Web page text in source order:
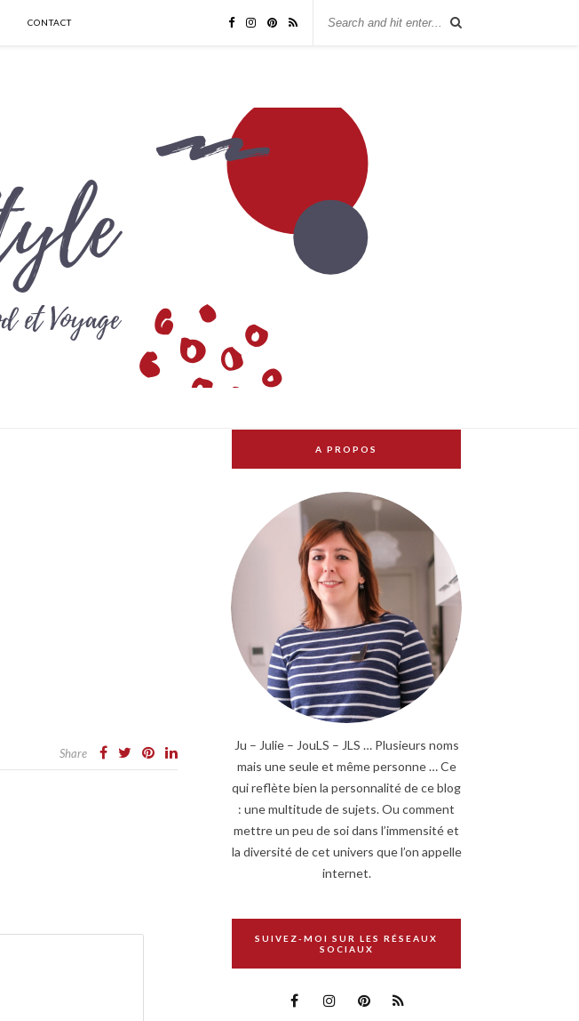
CONTACT
Share
A PROPOS
Ju – Julie – JouLS – JLS … Plusieurs noms
mais une seule et même personne … Ce
qui reflète bien la personnalité de ce blog
: une multitude de sujets. Ou comment
mettre un peu de soi dans l’immensité et
la diversité de cet univers que l’on appelle
internet.
SUIVEZ-MOI SUR LES RÉSEAUX
SOCIAUX